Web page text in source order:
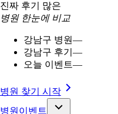
진짜 후기 많은
병원 한눈에 비교
강남구 병원—
강남구 후기 —
오늘 이벤트—
병원 찾기 시작
병원이벤트